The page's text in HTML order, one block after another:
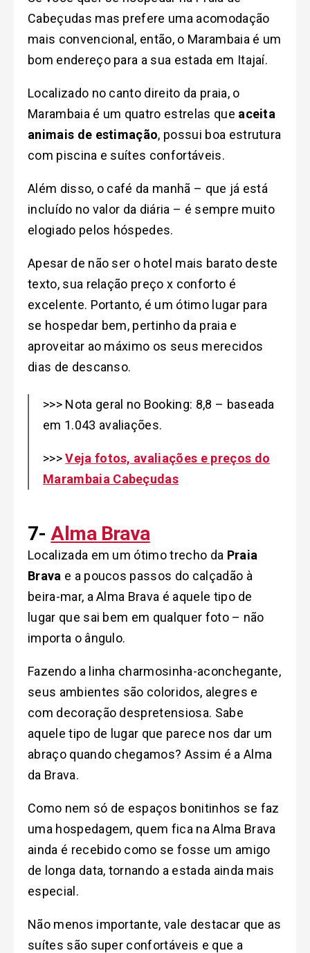
Cabeçudas mas prefere uma acomodação
mais convencional, então, o Marambaia é um
bom endereço para a sua estada em Itajaí.
Localizado no canto direito da praia, o
Marambaia é um quatro estrelas que aceita
animais de estimação, possui boa estrutura
com piscina e suítes confortáveis.
Além disso, o café da manhã – que já está
incluído no valor da diária – é sempre muito
elogiado pelos hóspedes.
Apesar de não ser o hotel mais barato deste
texto, sua relação preço x conforto é
excelente. Portanto, é um ótimo lugar para
se hospedar bem, pertinho da praia e
aproveitar ao máximo os seus merecidos
dias de descanso.
>>> Nota geral no Booking: 8,8 – baseada
em 1.043 avaliações.
>>>Veja fotos, avaliações e preços do
Marambaia Cabeçudas
7-Alma Brava
Localizada em um ótimo trecho da Praia
Brava e a poucos passos do calçadão à
beira-mar, a Alma Brava é aquele tipo de
lugar que sai bem em qualquer foto – não
importa o ângulo.
Fazendo a linha charmosinha-aconchegante,
seus ambientes são coloridos, alegres e
com decoração despretensiosa. Sabe
aquele tipo de lugar que parece nos dar um
abraço quando chegamos? Assim é a Alma
da Brava.
Como nem só de espaços bonitinhos se faz
uma hospedagem, quem fica na Alma Brava
ainda é recebido como se fosse um amigo
de longa data, tornando a estada ainda mais
especial.
Não menos importante, vale destacar que as
suítes são super confortáveis e que a